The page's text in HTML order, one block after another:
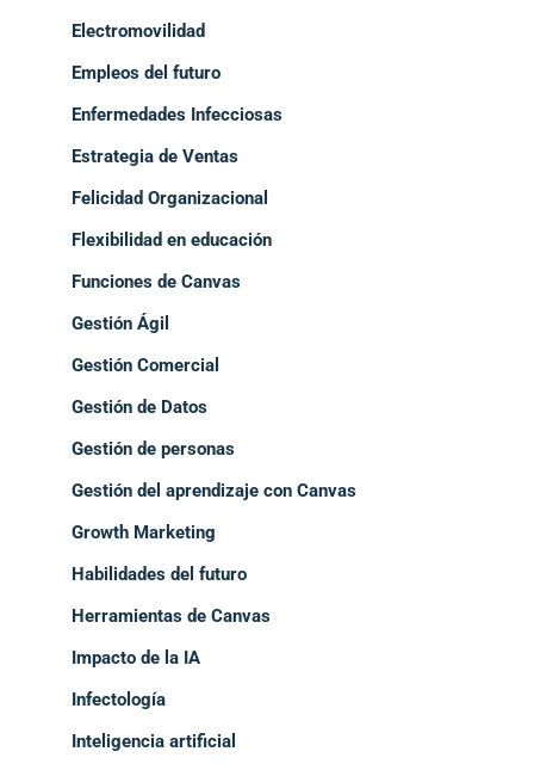
Electromovilidad
Empleos del futuro
Enfermedades Infecciosas
Estrategia de Ventas
Felicidad Organizacional
Flexibilidad en educación
Funciones de Canvas
Gestión Ágil
Gestión Comercial
Gestión de Datos
Gestión de personas
Gestión del aprendizaje con Canvas
Growth Marketing
Habilidades del futuro
Herramientas de Canvas
Impacto de la IA
Infectología
Inteligencia artificial